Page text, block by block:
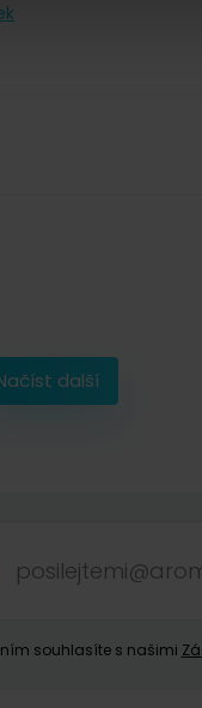
další
souhlasíte s našimi